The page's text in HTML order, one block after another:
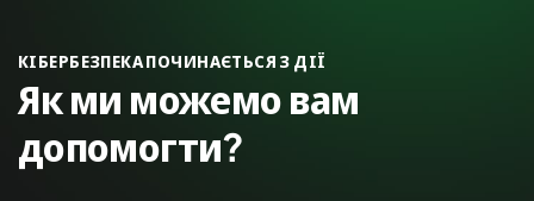
КІБЕРБЕЗПЕКА ПОЧИНАЄТЬСЯ З ДІЇ
Як ми можемо вам
допомогти?